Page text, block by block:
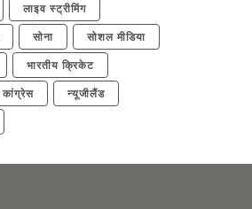
लाइव स्ट्रीमिंग
सोना
सोशल मीडिया
भारतीय क्रिकेट
कांग्रेस
न्यूजीलैंड